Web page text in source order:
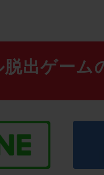
出ゲーム